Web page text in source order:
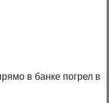
в банке погрел в